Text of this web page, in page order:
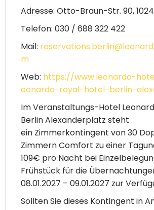
Adresse: Otto-Braun-Str. 90,
Telefon: 030 / 688 322 422
Mail:
m
Web: https://www.leonardo-
eonardo-royal-hotel-berlin-
Im Veranstaltungs-Hotel
Berlin Alexanderplatz steht
ein Zimmerkontingent von 30
ZimmernComfort zu einer
109€ pro Nacht bei
Frühstück für die
08.01.2027 – 09.01.2027 zur
Sollten Sie dieses Kontingent in